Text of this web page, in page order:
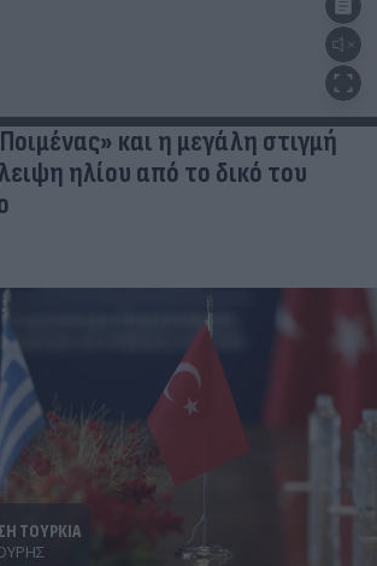
και η μεγάλη στιγμή
ηλίου από το δικό του
ΤΟΥΡΚΙΑ